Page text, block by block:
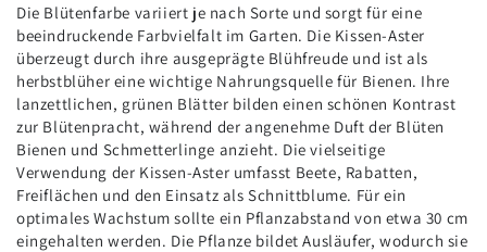
Die Blütenfarbe variiert je nach Sorte und sorgt für eine
beeindruckende Farbvielfalt im Garten. Die Kissen-Aster
überzeugt durch ihre ausgeprägte Blühfreude und ist als
herbstblüher eine wichtige Nahrungsquelle für Bienen. Ihre
lanzettlichen, grünen Blätter bilden einen schönen Kontrast
zur Blütenpracht, während der angenehme Duft der Blüten
Bienen und Schmetterlinge anzieht. Die vielseitige
Verwendung der Kissen-Aster umfasst Beete, Rabatten,
Freiflächen und den Einsatz als Schnittblume. Für ein
optimales Wachstum sollte ein Pflanzabstand von etwa 30 cm
eingehalten werden. Die Pflanze bildet Ausläufer, wodurch sie